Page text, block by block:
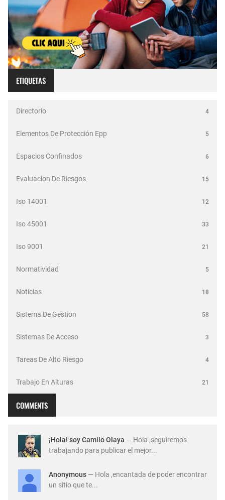
ETIQUETAS
Directorio 4
Elementos De Protección Epp 5
Espacios Confinados 6
Evaluacion De Riesgos 15
Iso 14001 12
Iso 45001 33
Iso 9001 21
Normatividad 5
Noticias 18
Sistema De Gestion 58
Sistemas De Acceso 3
Tareas De Alto Riesgo 4
Trabajo En Alturas 21
COMMENTS
¡Hola! soy Camilo Olaya — Hola ,seguiremos
trabajando para publicar el mejor...
Anonymous — Hola ,encantada de poder encontrar
un sitio que te...